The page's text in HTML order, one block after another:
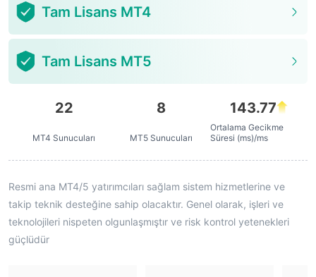
Tam Lisans MT4
Tam Lisans MT5
22
MT4 Sunucuları
8
MT5 Sunucuları
143.77
Ortalama Gecikme
Süresi (ms)/ms
Resmi ana MT4/5 yatırımcıları sağlam sistem hizmetlerine ve
takip teknik desteğine sahip olacaktır. Genel olarak, işleri ve
teknolojileri nispeten olgunlaşmıştır ve risk kontrol yetenekleri
güçlüdür